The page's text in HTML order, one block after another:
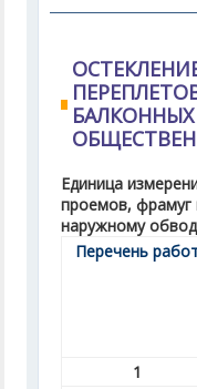
Единица
проемов, фрамуг
наружному
Перечень
1